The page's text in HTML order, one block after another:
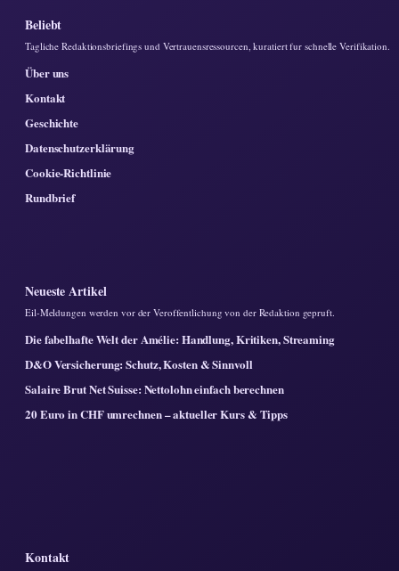
Beliebt
Tagliche Redaktionsbriefings und Vertrauensressourcen, kuratiert fur schnelle Verifikation.
Über uns
Kontakt
Geschichte
Datenschutzerklärung
Cookie-Richtlinie
Rundbrief
Neueste Artikel
Eil-Meldungen werden vor der Veroffentlichung von der Redaktion gepruft.
Die fabelhafte Welt der Amélie: Handlung, Kritiken, Streaming
D&O Versicherung: Schutz, Kosten & Sinnvoll
Salaire Brut Net Suisse: Nettolohn einfach berechnen
20 Euro in CHF umrechnen – aktueller Kurs & Tipps
Kontakt